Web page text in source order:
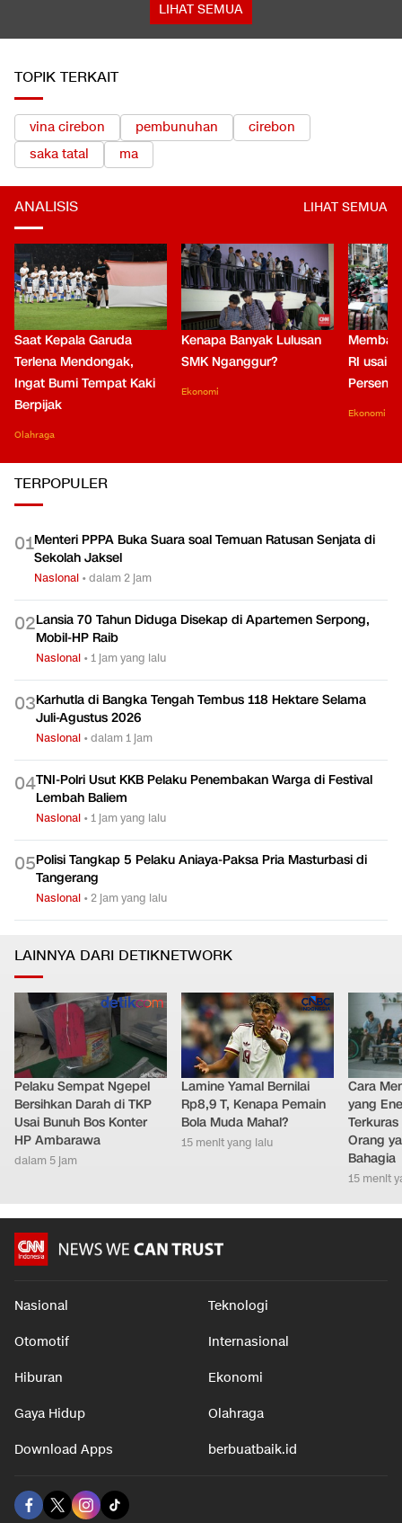
LIHAT SEMUA
TOPIK TERKAIT
vina cirebon pembunuhan
cirebon
saka tatal
ma
ANALISIS LIHAT SEMUA
Saat Kepala Garuda
Terlena Mendongak,
Ingat Bumi Tempat Kaki
Berpijak
Olahraga
Kenapa Banyak Lulusan
SMK Nganggur?
Ekonomi
RI usai
Persen
Ekonomi
TERPOPULER
01Menteri PPPA Buka Suara soal Temuan Ratusan Senjata di
Sekolah Jaksel
Nasional •dalam 2 jam
02Lansia 70 Tahun Diduga Disekap di Apartemen Serpong,
Mobil-HP Raib
Nasional •1 jam yang lalu
03Karhutla di Bangka Tengah Tembus 118 Hektare Selama
Juli-Agustus 2026
Nasional •dalam 1 jam
04TNI-Polri Usut KKB Pelaku Penembakan Warga di Festival
Lembah Baliem
Nasional •1 jam yang lalu
05Polisi Tangkap 5 Pelaku Aniaya-Paksa Pria Masturbasi di
Tangerang
Nasional •2 jam yang lalu
LAINNYA DARI DETIKNETWORK
Pelaku Sempat Ngepel
Bersihkan Darah di TKP
Usai Bunuh Bos Konter
HP Ambarawa
dalam 5 jam
Lamine Yamal Bernilai
Rp8,9 T, Kenapa Pemain
Bola Muda Mahal?
15 menit yang lalu
Cara
yang
Orang
Bahagia
15 menit
Nasional Teknologi
Otomotif Internasional
Hiburan Ekonomi
Gaya Hidup Olahraga
Download Apps berbuatbaik.id